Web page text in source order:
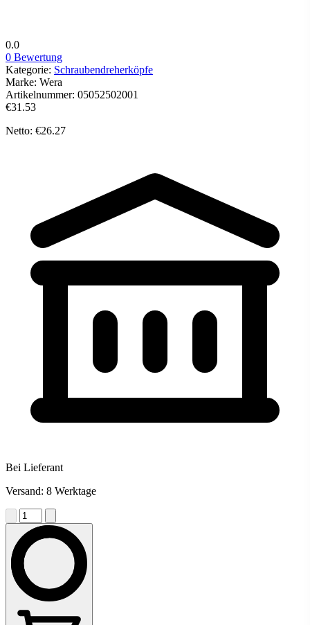
0.0
0 Bewertung
Kategorie: Schraubendreherköpfe
Marke: Wera
Artikelnummer: 05052502001
€31.53
Netto: €26.27
Bei Lieferant
Versand: 8 Werktage